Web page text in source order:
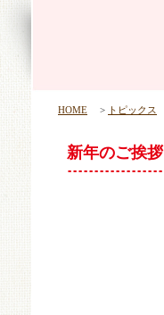
HOME > トピックス
新年のご挨拶